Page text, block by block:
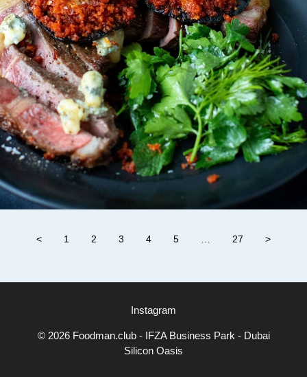
< 1 2 3 4 5 27 >
Instagram
© 2026 Foodman.club - IFZA Business Park - Dubai
Silicon Oasis